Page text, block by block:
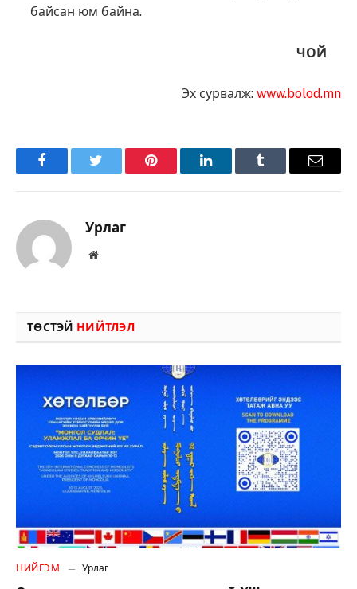
байсан юм байна.
ЧОЙ
Эх сурвалж: www.bolod.mn
FacebookTwitter Pinterest LinkedInTumblr Имэйл
Урлаг
Вэбсайт
ТӨСТЭЙ НИЙТЛЭЛ
НИЙГЭМ Урлаг